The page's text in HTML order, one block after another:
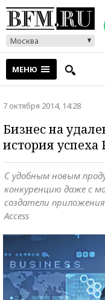
Москва
МЕНЮ
7 октября 2014, 14:28
Бизнес на
история успеха
С удобным новым
конкуренцию даже с
создатели
Access